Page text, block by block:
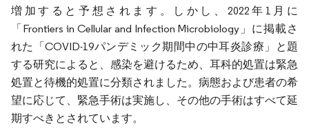
増加すると予想されます。しかし、2022年1月に
「Frontiers in Cellular and Infection Microbiology」に掲載さ
れた「COVID-19パンデミック期間中の中耳炎診療」と題
する研究によると、感染を避けるため、耳科的処置は緊急
処置と待機的処置に分類されました。病態および患者の希
望に応じて、緊急手術は実施し、その他の手術はすべて延
期すべきとされています。